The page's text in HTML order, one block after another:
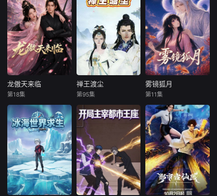
界里，龙族在西方
被误解为邪恶，实
则心怀正义。龙族
公主伊格妮丝勇敢
率真，立志为族群
正名，途中邂逅伪
装乖巧的王子维克
斯，二人从欢喜冤
家变最佳搭档。他
们携手对抗黑魔法
伴踏上环
主角陈木携万亿诡
币重生，开局直接
化身天使投资人，
当其他人为了几块
冥币大打出手时，
陈木早已开启了大
撒币模式买下各种
诡异场景。别人还
在规则中苦苦探索
生路，陈木却倒反
者。各路
花，哪怕是新登基
的女帝都比不上！
我家老婆厨艺高
超，哪怕是女帝的
御膳房都比不上！
我家老婆很爱我，
很关心我，就算是
给个女帝我都不
换！ 什么？我家老
婆竟然就是女
龙傲天来临
《龙傲天来临》讲
述了修真界反差顶
尖强者意外穿书，
开启双向逆袭、羁
绊共生的奇幻修真
故事。穿书前，封
清清是依托父母伪
造战绩、稳居修真
界榜首的咸鱼废柴
龙傲天来临
第18集
禅王渡尘
"圣僧?大师?和尚?
死秃驴，只要你说
你爱我，本姑娘绝
对不会凌辱你，否
者休怪我无
情。""阿弥陀佛，
出家人五蕴皆空六
根清净，望女施主
自重。"于是乎，月
禅王渡尘
第95集
雾镜狐月
雾镜湖畔，一尾金
鱼困于琉璃鱼缸，
将朝夕相伴的温润
少主视作毕生暖
阳。历经修行化为
人形，满心奔赴爱
恋的她，却意外撞
破惊天秘密：眼前
温文尔雅的少年，
雾镜狐月
第11集